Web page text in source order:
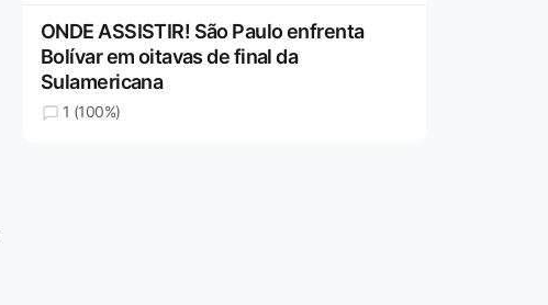
ONDE ASSISTIR! São Paulo enfrenta
Bolívar em oitavas de final da
Sulamericana
1 (100%)